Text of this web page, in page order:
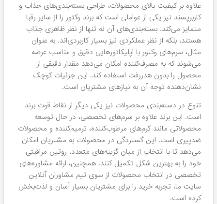
علاوه بر کیفیت بالای محصولات، طراحی بسته‌بندی‌های جذاب و
کاربرپسند نیز یکی از عواملی است که برند وکتور را از سایر رقبا
متمایز می‌کند. بسته‌بندی‌های آن نه تنها از نظر ظاهری جذاب
هستند، بلکه از نظر عملکردی نیز بسیار کاربردی‌اند. به عنوان
مثال، سرم‌های وکتور با اپلیکاتورهایی دقیق و مناسب عرضه
می‌شوند که به مصرف‌کننده امکان می‌دهد مقدار دقیقی از
محصول را بدون هدررفت استفاده کند. این جزئیات کوچک
نشان‌دهنده توجه آن به نیازهای مشتریان است.
تنوع در دسته‌بندی محصولات نیز یکی دیگر از نقاط قوت برند
است. این برند علاوه بر سرم‌های تخصصی، در حال توسعه
محصولاتی مانند کرم‌های مرطوب‌کننده، ترمیم‌کننده و محصولات
ضدپیری است. این گستردگی در محصولات به مشتریان امکان
می‌دهد تا با انتخاب از میان گزینه‌های متعدد، روتین مراقبتی
خود را به بهترین شکل تکمیل کنند. همچنین، ارائه مشاوره‌های
تخصصی در انتخاب محصولات از سوی تیم مشاوران آنلاین
سایت ما، تجربه خرید را برای مشتریان بسیار آسان و لذت‌بخش
کرده است.